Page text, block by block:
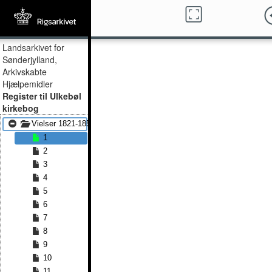
Landsarkivet for
Sønderjylland,
Arkivskabte
Hjælpemidler
Register til Ulkebøl
kirkebog
Vielser 1821-1850
1
2
3
4
5
6
7
8
9
10